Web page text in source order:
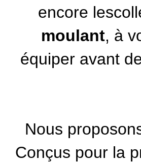
encore les
moulant, à
équiper avant
Nous
Conçus pour la